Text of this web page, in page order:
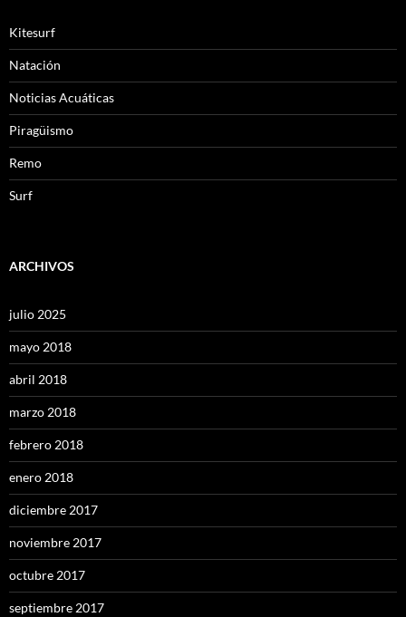
Kitesurf
Natación
Noticias Acuáticas
Piragüismo
Remo
Surf
ARCHIVOS
julio 2025
mayo 2018
abril 2018
marzo 2018
febrero 2018
enero 2018
diciembre 2017
noviembre 2017
octubre 2017
septiembre 2017